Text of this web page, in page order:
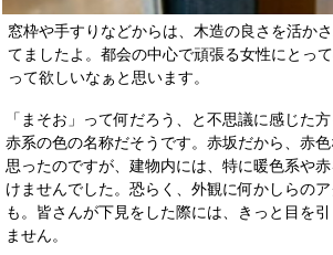
窓枠や手すりなどからは、木造の良さを活か
てましたよ。都会の中心で頑張る女性にとっ
って欲しいなぁと思います。
「まそお」って何だろう、と不思議に感じた
赤系の色の名称だそうです。赤坂だから、赤
思ったのですが、建物内には、特に暖色系や
けませんでした。恐らく、外観に何かしらの
も。皆さんが下見をした際には、きっと目を
ません。